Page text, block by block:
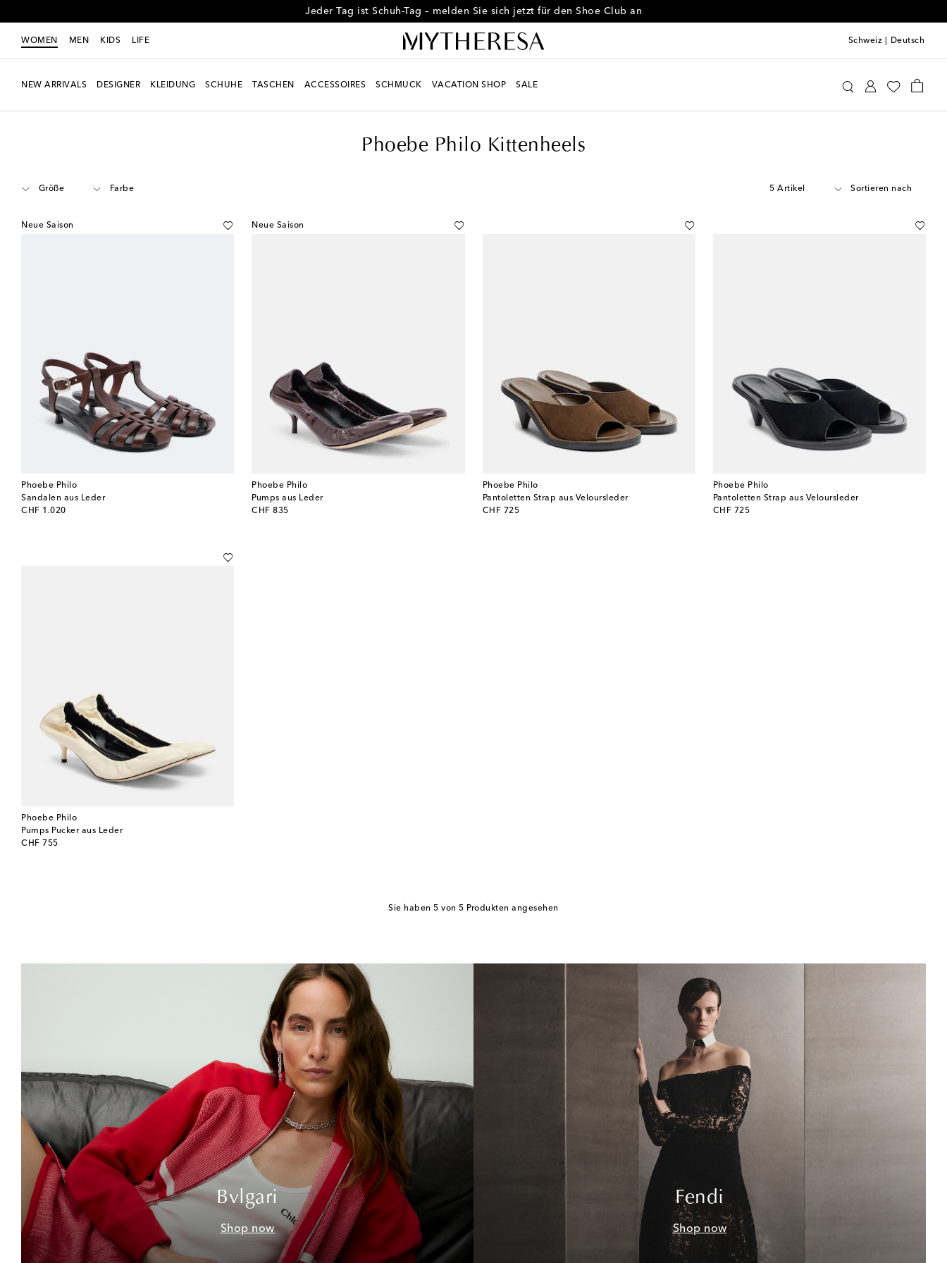
Jeder Tag ist Schuh-Tag – melden Sie sich jetzt für den Shoe Club an
WOMEN MEN KIDS LIFE Schweiz Deutsch
NEW ARRIVALS DESIGNER KLEIDUNG SCHUHE TASCHEN ACCESSOIRES SCHMUCK VACATION SHOP SALE
Phoebe Philo Kittenheels
Größe Farbe 5 Artikel Sortieren nach
Neue Saison
Phoebe Philo
Sandalen aus Leder
CHF 1.020
original price
Neue Saison
Phoebe Philo
Pumps aus Leder
CHF 835
original price
Phoebe Philo
Pantoletten Strap aus Veloursleder
CHF 725
original price
Phoebe Philo
Pantoletten Strap aus Veloursleder
CHF 725
original price
Phoebe Philo
Pumps Pucker aus Leder
CHF 755
original price
Sie haben 5 von 5 Produkten angesehen
Bvlgari
Shop now
Fendi
Shop now